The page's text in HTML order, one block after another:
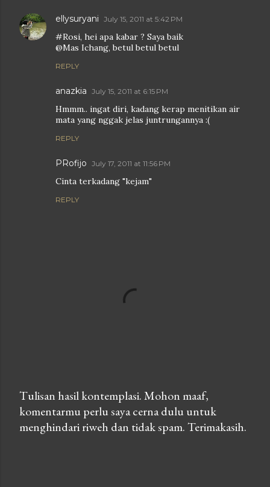
ellysuryani July 15, 2011 at 5:42 PM
#Rosi, hei apa kabar ? Saya baik
@Mas Ichang, betul betul betul
REPLY
anazkia July 15, 2011 at 6:15 PM
Hmmm.. ingat diri, kadang kerap menitikan air
mata yang nggak jelas juntrungannya :(
REPLY
PRofijo July 17, 2011 at 11:56 PM
Cinta terkadang "kejam"
REPLY
P
o
Tulisan hasil kontemplasi. Mohon maaf,
komentarmu perlu saya cerna dulu untuk
menghindari riweh dan tidak spam. Terimakasih.